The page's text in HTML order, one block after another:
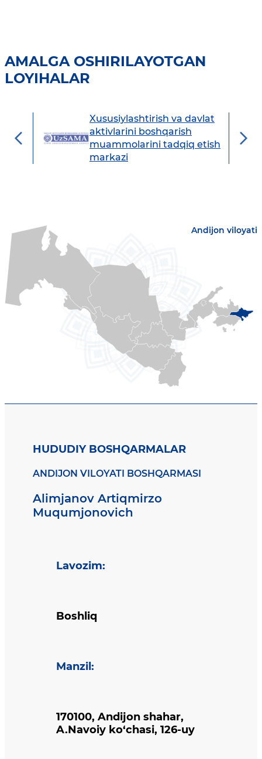
AMALGA OSHIRILAYOTGAN
LOYIHALAR
Xususiylashtirish va davlat
aktivlarini boshqarish
muammolarini tadqiq etish
markazi
Andijon viloyati
HUDUDIY BOSHQARMALAR
ANDIJON VILOYATI BOSHQARMASI
Alimjanov Artiqmirzo
Muqumjonovich
Lavozim:
Boshliq
Manzil :
170100, Andijon shahar,
A.Navoiy ko‘chasi, 126-uy